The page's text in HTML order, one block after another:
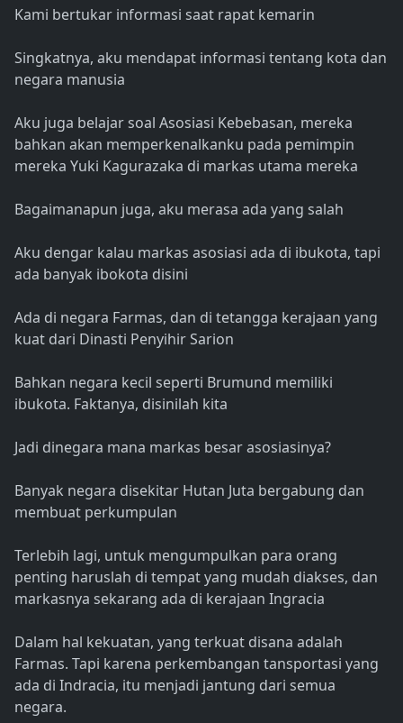
Kami bertukar informasi saat rapat kemarin
Singkatnya, aku mendapat informasi tentang kota dan
negara manusia
Aku juga belajar soal Asosiasi Kebebasan, mereka
bahkan akan memperkenalkanku pada pemimpin
mereka Yuki Kagurazaka di markas utama mereka
Bagaimanapun juga, aku merasa ada yang salah
Aku dengar kalau markas asosiasi ada di ibukota, tapi
ada banyak ibokota disini
Ada di negara Farmas, dan di tetangga kerajaan yang
kuat dari Dinasti Penyihir Sarion
Bahkan negara kecil seperti Brumund memiliki
ibukota. Faktanya, disinilah kita
Jadi dinegara mana markas besar asosiasinya?
Banyak negara disekitar Hutan Juta bergabung dan
membuat perkumpulan
Terlebih lagi, untuk mengumpulkan para orang
penting haruslah di tempat yang mudah diakses, dan
markasnya sekarang ada di kerajaan Ingracia
Dalam hal kekuatan, yang terkuat disana adalah
Farmas. Tapi karena perkembangan tansportasi yang
ada di Indracia, itu menjadi jantung dari semua
negara.